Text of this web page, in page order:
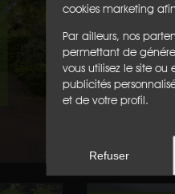
cookies marketing
Par ailleurs, nos
permettant de
vous utilisez le site
publicités
et de votre profil.
Refuser